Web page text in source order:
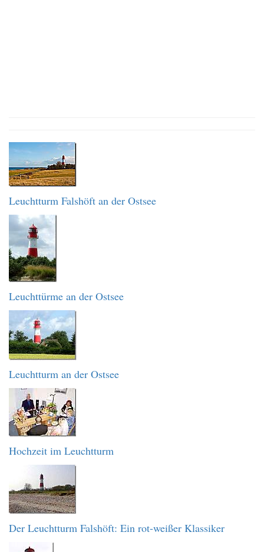
Leuchtturm Falshöft an der Ostsee
Leuchttürme an der Ostsee
Leuchtturm an der Ostsee
Hochzeit im Leuchtturm
Der Leuchtturm Falshöft: Ein rot-weißer Klassiker